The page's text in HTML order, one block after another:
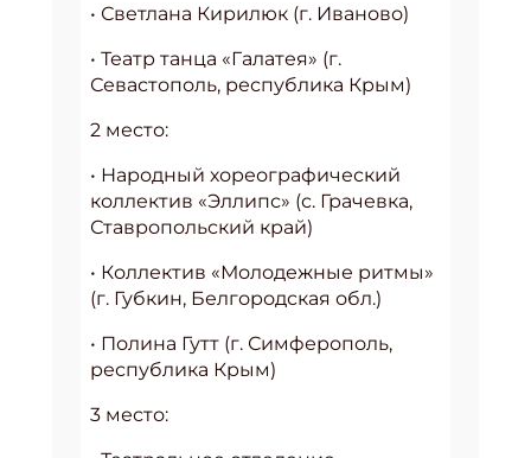
• Светлана Кирилюк (г. Иваново)
• Театр танца «Галатея» (г.
Севастополь, республика Крым)
2 место:
• Народный хореографический
коллектив «Эллипс» (с. Грачевка,
Ставропольский край)
• Коллектив «Молодежные ритмы»
(г. Губкин, Белгородская обл.)
• Полина Гутт (г. Симферополь,
республика Крым)
3 место: